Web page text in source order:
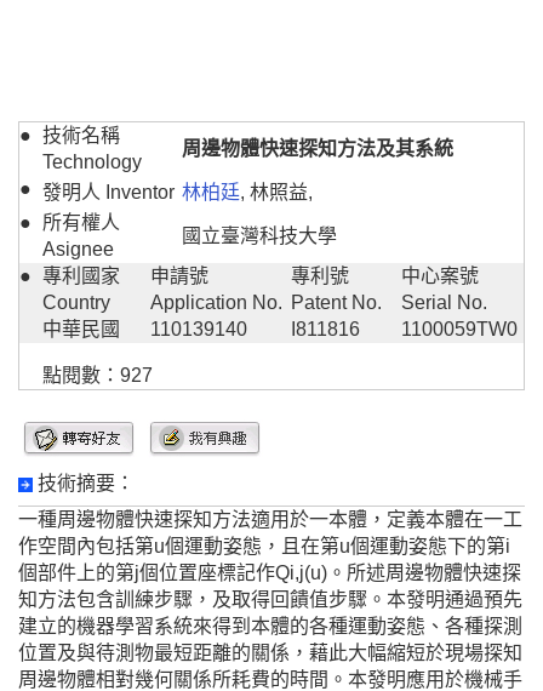
● 技術名稱
Technology
周邊物體快速探知方法及其系統
● 發明人 Inventor 林柏廷, 林照益,
●
所有權人
Asignee
國立臺灣科技大學
● 專利國家
Country
申請號
Application No.
專利號
Patent No.
中心案號
Serial No.
中華民國
110139140 I811816 1100059TW0
點閱數：927
技術摘要：
一種周邊物體快速探知方法適用於一本體，定義本體在一工
作空間內包括第u個運動姿態，且在第u個運動姿態下的第i
個部件上的第j個位置座標記作Qi,j(u)。所述周邊物體快速探
知方法包含訓練步驟，及取得回饋值步驟。本發明通過預先
建立的機器學習系統來得到本體的各種運動姿態、各種探測
位置及與待測物最短距離的關係，藉此大幅縮短於現場探知
周邊物體相對幾何關係所耗費的時間。本發明應用於機械手